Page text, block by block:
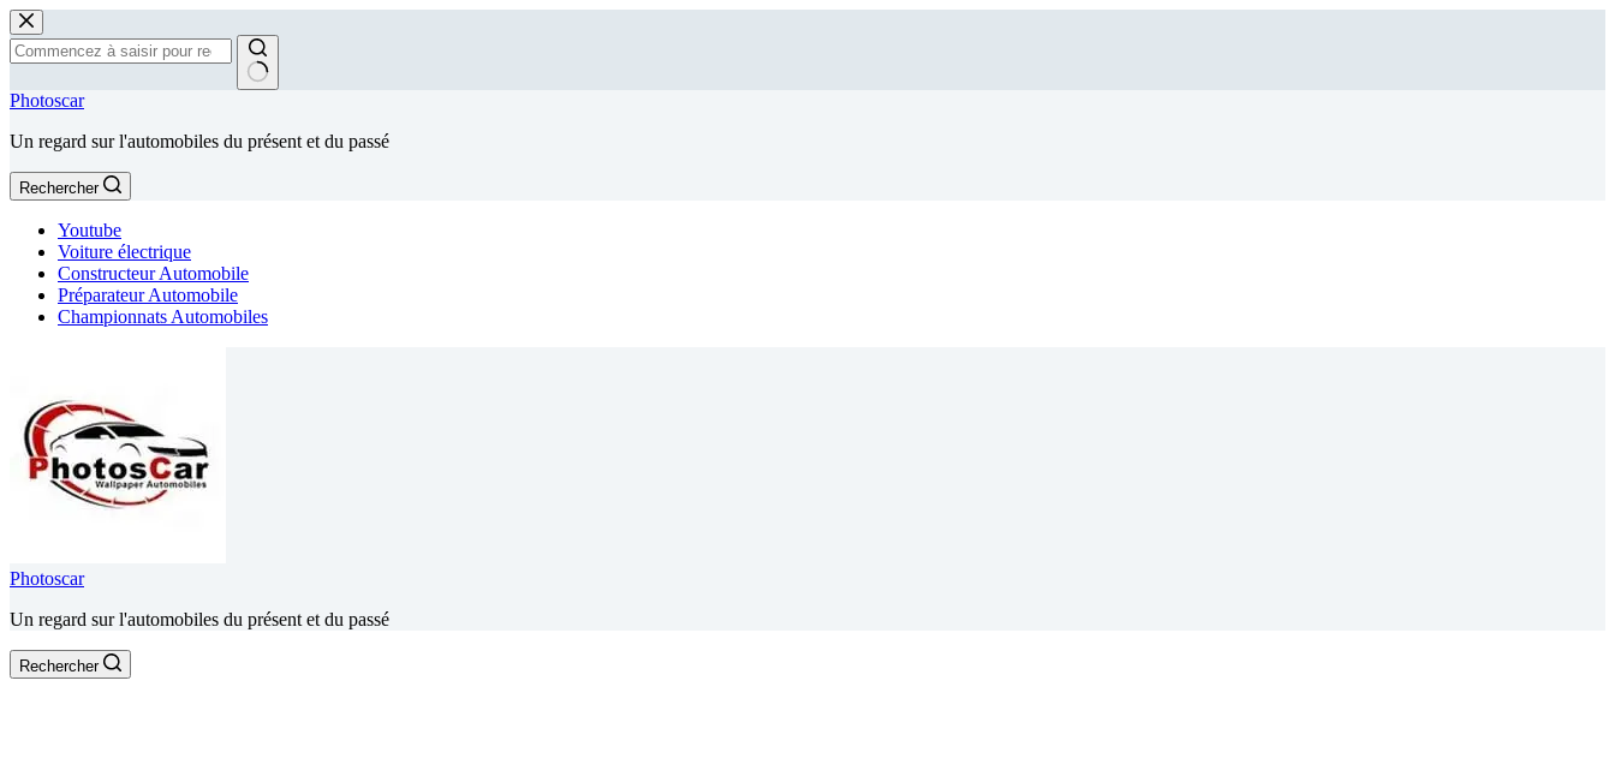
Passer
au
contenu
Aucun
Photoscar
Un regard sur l'automobiles du présent et du passé
Rechercher
Youtube
Voiture électrique
Constructeur Automobile
Préparateur Automobile
Championnats Automobiles
Photoscar
Un regard sur l'automobiles du présent et du passé
Rechercher